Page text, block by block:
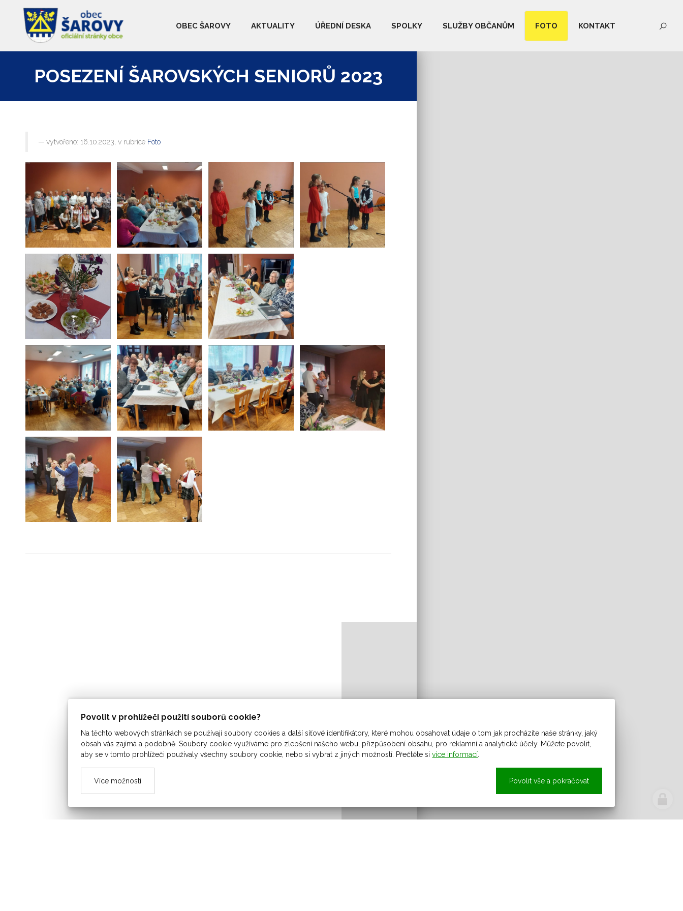
Povolit v prohlížeči použití souborů cookie?
Na těchto webových stránkách se používají soubory cookies a další síťové identifikátory, které mohou obsahovat údaje o tom jak procházíte naše stránky, jaký
obsah vás zajímá a podobně. Soubory cookie využíváme pro zlepšení našeho webu, přizpůsobení obsahu, pro reklamní a analytické účely. Můžete povolit,
aby se v tomto prohlížeči používaly všechny soubory cookie, nebo si vybrat z jiných možností. Přečtěte sivíce informací
Povolit vše a pokračovat
Více možností
OBEC ŠAROVY AKTUALITY ÚŘEDNÍ DESKA SPOLKY SLUŽBY OBČANŮM FOTO KONTAKT
POSEZENÍ ŠAROVSKÝCH SENIORŮ 2023
vytvořeno: 16.10.2023, v rubrice Foto